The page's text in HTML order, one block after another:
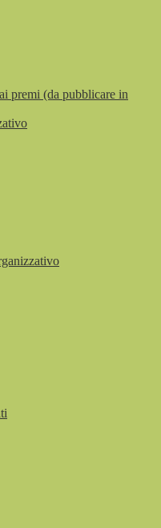
premi (da pubblicare in